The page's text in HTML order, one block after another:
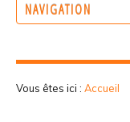
NAVIGATION
Vous êtes ici : Accueil